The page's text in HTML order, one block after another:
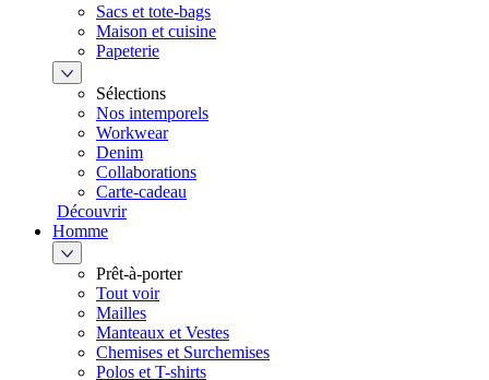
Sacs et tote-bags
Maison et cuisine
Papeterie
Sélections
Nos intemporels
Workwear
Denim
Collaborations
Carte-cadeau
Découvrir
Homme
Prêt-à-porter
Tout voir
Mailles
Manteaux et Vestes
Chemises et Surchemises
Polos et T-shirts